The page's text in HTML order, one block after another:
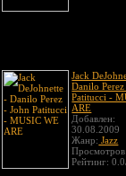
Jack
Danilo
Patitucci -
ARE
Добавлен:
30.08.2009
Жанр: Jazz
Рейтинг: